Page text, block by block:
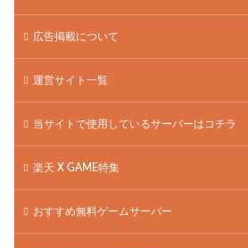
広告掲載について
運営サイト一覧
当サイトで使用しているサーバーはコチラ
楽天 X GAME特集
おすすめ無料ゲームサーバー